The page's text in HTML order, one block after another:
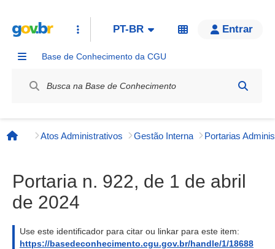
PT-BR Entrar
Base de Conhecimento da CGU
Página inicial
Atos Administrativos Gestão Interna
Portaria n. 922, de 1 de abril
de 2024
Use este identificador para citar ou linkar para este item:
https://basedeconhecimento.cgu.gov.br/handle/1/18688